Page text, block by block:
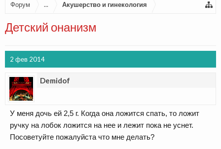
Форум ... Акушерство и гинекология
Детский онанизм
2 фев 2014
Demidof
У меня дочь ей 2,5 г. Когда она ложится спать, то ложит
ручку на лобок ложится на нее и лежит пока не уснет.
Посоветуйте пожалуйста что мне делать?